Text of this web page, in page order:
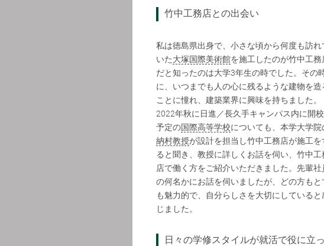
竹中工務店との出会い
私は徳島県出身で、小さな頃から何度も訪れ
いた大塚国際美術館を施工したのが竹中工務
だと知ったのは大学3年生の時でした。その
に、いつまでも人の心に残るような建物を造
ことに憧れ、建築業界に興味を持ちました。
2022年秋に日進／長久手キャンパス内に開校
予定の国際高等学校についても、本学大学院
納村教授が設計を担当し竹中工務店が施工を
ると聞き、教授に詳しくお話を伺い、竹中工
店で働く方をご紹介いただきました。先輩社
の何名かにお話を伺いましたが、どの方もと
も魅力的で、自分らしさを大切にしていると
じました。
日々の学修スタイルが就活で役に立